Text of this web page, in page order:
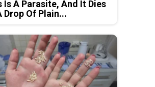
Is A Parasite, And It Dies
Drop Of Plain...